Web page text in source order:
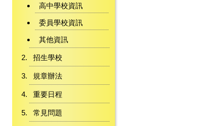
高中學校資訊
委員學校資訊
其他資訊
招生學校
規章辦法
重要日程
常見問題